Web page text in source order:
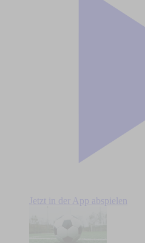
Jetzt in der App abspielen